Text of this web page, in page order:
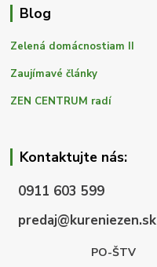
Blog
Zelená domácnostiam II
Zaujímavé články
ZEN CENTRUM radí
Kontaktujte nás:
0911 603 599
predaj@kureniezen.sk
PO-ŠTV